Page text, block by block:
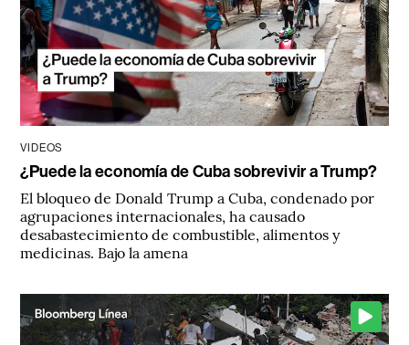
VIDEOS
¿Puede la economía de Cuba sobrevivir a Trump?
El bloqueo de Donald Trump a Cuba, condenado por
agrupaciones internacionales, ha causado
desabastecimiento de combustible, alimentos y
medicinas. Bajo la amena